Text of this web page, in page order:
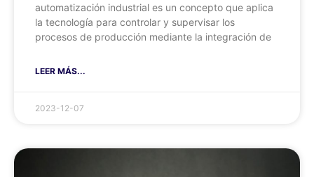
automatización industrial es un concepto que aplica
la tecnología para controlar y supervisar los
procesos de producción mediante la integración de
LEER MÁS...
2023-12-07